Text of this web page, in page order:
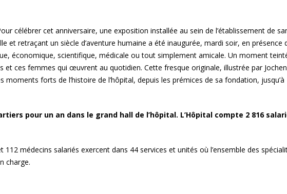
célébrer cet anniversaire, une exposition installée au sein de l’établissement de
et retraçant un siècle d’aventure humaine a été inaugurée, mardi soir, en présence
économique, scientifique, médicale ou tout simplement amicale. Un moment
et ces femmes qui œuvrent au quotidien. Cette fresque originale, illustrée par Jochen
moments forts de l’histoire de l’hôpital, depuis les prémices de sa fondation, jusqu’à
pour un an dans le grand hall de l’hôpital. L’Hôpital compte 2 816
médecins salariés exercent dans 44 services et unités où l’ensemble des
charge.
qualité de vos
au plus près des
le Mag » :
du magazine de
Marius-
Chamas
Pionniers d’hier – Précurseurs
de demain
GPC Helmets – PLV en édition
limitée
3 bis f à Aix-en-Provence
EFFIA, Stationnez en toute
L’assurance
impressions
La Provence, au
territoires
« Métropole le
Présentoirs du
La conserverie